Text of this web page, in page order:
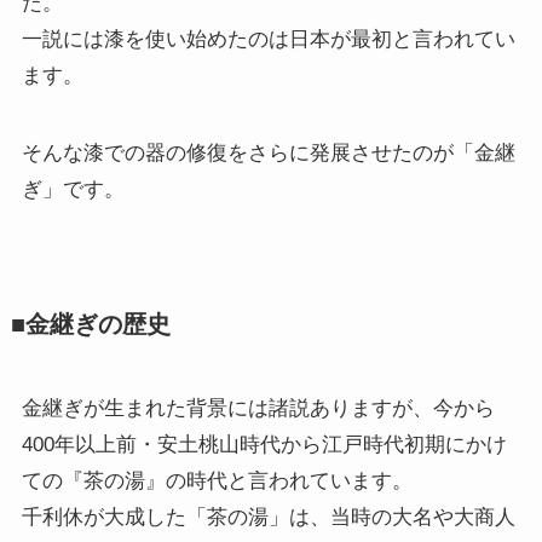
一説には漆を使い始めたのは日本が最初と言われてい
ます。
そんな漆での器の修復をさらに発展させたのが「金継
ぎ」です。
■金継ぎの歴史
金継ぎが生まれた背景には諸説ありますが、今から
400年以上前・安土桃山時代から江戸時代初期にかけ
ての『茶の湯』の時代と言われています。
千利休が大成した「茶の湯」は、当時の大名や大商人